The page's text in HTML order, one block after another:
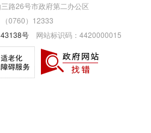
路26号市政府第二办公区
0760）12333
号
网站标识码：4420000015